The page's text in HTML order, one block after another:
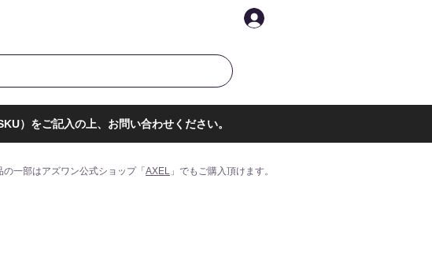
）をご記入の上、お問い合わせください。
の一部はアズワン公式ショップ「 AXEL 」でもご購入頂けます。